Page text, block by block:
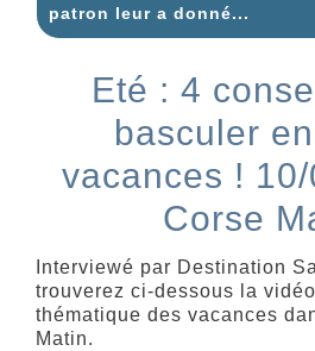
patron leur a donné...
Eté : 4
basculer
vacances !
Corse
Interviewé par Destination
trouverez ci-dessous la
thématique des vacances
Matin.